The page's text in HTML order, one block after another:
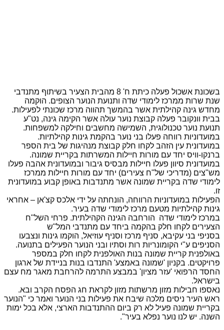
בשכונת אשכול פעלה כיתת ח' 8 מהבית הצעיר בשיתוף מתנדבי
שנת שרות ממרכז לימודי שדה ותנועת הנוער הצופים. הוקמה
מחדש גינה קהילתית אשר בהמשך תהווה מרכז שכונתי לפעילות.
בבית וונקובר פעלה קבוצת נוער עולה אשר הקימה גינה, נט"ע
תנועת נוער טכנולוגית, השמישה מחשבים וחילקה למשפחות.
במועדוניות רווחה פעלו בני נוער בהקמת גינות קהילתיות.
במועדונית עין הזהב לקחו חלק קבוצת מנהיגות של בית הספר
ברנקו-וויס יחד עם מורות חיילות המשרתות בקריית שמונה.
במועדונית סיוון פעלו חיילות מבסיס גיבור ובמועדונית אהבה פעלו
מש"צים (מדריכי של"ח צעירים) יחד עם מורות חיילות ממרכז
לימודי שדה בקריית שמונה אשר מתנדבות באופן קבוע במועדונית
זו.
הפעילות במועדוניות הרווחה, הונחתה על ידי אלכס קצ'אן – אחראי
גינות קהילתיות מטעם מרכז לימודי שדה בעיר.
במרכז לימודי שדה הורחבה הגינה הקהילתית. פרחי השל"ח
הצעירים לקחו חלק בהקמה ביחד עם מתנדבי המל"ש
בסניפי בני עקיבא, סניף מרכז וסניף עוזיאל, הוקמו גינות ונצבעו
הסניפים ע"י הקומונריות רות וסתיו ובני הנוער הפעילים בתנועה.
באולפנית קריית שמונה בנות האולפנית לקחו חלק במספר
פרויקטים. בקניון 'שמונה באמצע' התנדבו בנות בניידת של ארגון
החסד הרפואי 'עזר מציון' במבצע התרמה להרחבת מאגר מח עצם
בישראל.
נאספו חבילות מזון מרשתות מזון לקראת חג הפסח הקרב ובא.
ראש העיר ניסים מלכה שיבח את פעילות בני הנוער ואמר כי "הנוער
בקריית שמונה פעיל לא רק ביום ההתנדבות הארצי, אלא בכל ימות
השנה. יש לנו נוער נפלא בעיר".